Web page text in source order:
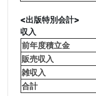
<出版特別会計>
収入
前年度積立金
販売収入
雑収入
合計